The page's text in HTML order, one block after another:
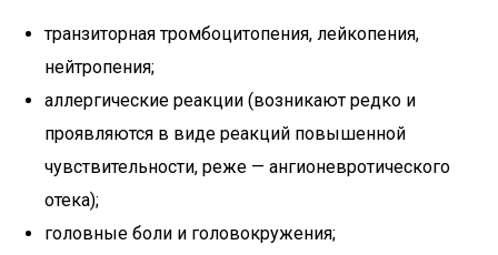
транзиторная тромбоцитопения, лейкопения,
нейтропения;
аллергические реакции (возникают редко и
проявляются в виде реакций повышенной
чувствительности, реже — ангионевротического
отека);
головные боли и головокружения;